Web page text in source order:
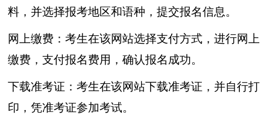
料，并选择报考地区和语种，提交报名信息。
网上缴费：考生在该网站选择支付方式，进行网上
缴费，支付报名费用，确认报名成功。
下载准考证：考生在该网站下载准考证，并自行打
印，凭准考证参加考试。